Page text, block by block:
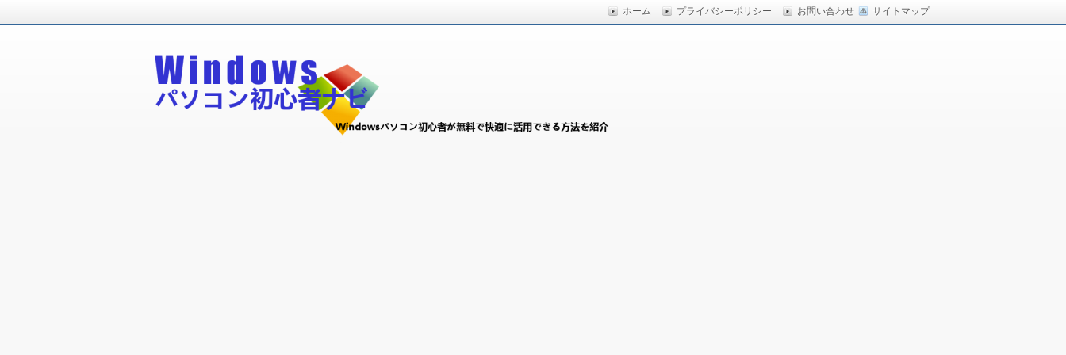
サイトマップ
ホーム プライバシーポリシー お問い合わせ
Windowsパソコン初心者ナビ